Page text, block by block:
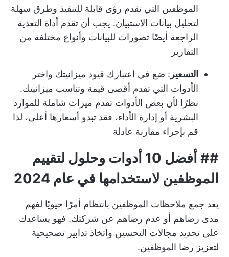
الموظفين التي تقدم رؤى قابلة للتنفيذ وطرق سهلة
لتحليل بيانات الاستبيان. يجب أن تقدم أداة التغذية
الراجعة أيضًا تصورات للبيانات وأنواع مختلفة من
التقارير
التسعير : ضع في اعتبارك قيود ميزانيتك واختر
الأدوات التي تقدم أقصى قيمة وتناسب ميزانيتك.
نظرًا لأن بعض الأدوات تقدم ميزات شاملة للموارد
البشرية أو إدارة الأداء، فقد تبدو أسعارها أعلى، لذا
قم بإجراء مقارنة عادلة
##
أفضل 10 أدوات وحلول لتقييم
الموظفين لاستخدامها في عام 2024
يعد جمع ملاحظات الموظفين بانتظام أمرًا حيويًا لفهم
مدى رضاهم أو عدم رضاهم عن شركتك. فهو يساعدك
على تحديد مجالات التحسين واتخاذ تدابير تصحيحية
لتعزيز رضا الموظفين.